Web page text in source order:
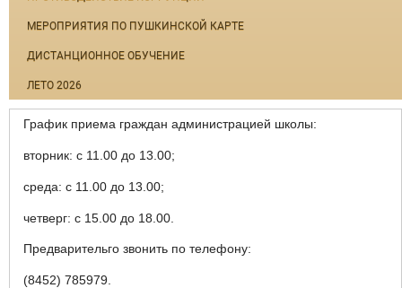
МЕРОПРИЯТИЯ ПО ПУШКИНСКОЙ КАРТЕ
ДИСТАНЦИОННОЕ ОБУЧЕНИЕ
ЛЕТО 2026
График приема граждан администрацией школы:
вторник: с 11.00 до 13.00;
среда: с 11.00 до 13.00;
четверг: с 15.00 до 18.00.
Предварительго звонить по телефону:
(8452) 785979.